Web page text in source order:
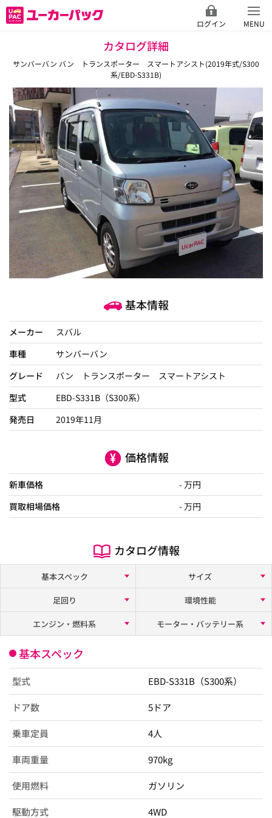
ログイン MENU
カタログ詳細
サンバーバン バン トランスポーター スマートアシスト(2019年式/S300
系/EBD-S331B)
基本情報
メーカー
スバル
車種
サンバーバン
グレード
バン トランスポーター スマートアシスト
型式
EBD-S331B（S300系）
発売日
2019年11月
価格情報
新車価格
- 万円
買取相場価格
- 万円
カタログ情報
基本スペック
サイズ
足回り
環境性能
エンジン・燃料系
モーター・バッテリー系
基本スペック
型式 EBD-S331B（S300系）
ドア数 5ドア
乗車定員 4人
車両重量 970kg
使用燃料 ガソリン
駆動方式 4WD